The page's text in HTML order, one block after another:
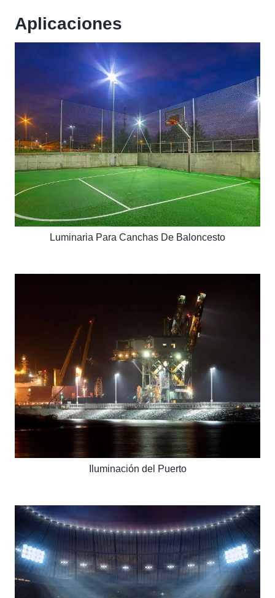
Aplicaciones
Luminaria Para Canchas De Baloncesto
Iluminación del Puerto